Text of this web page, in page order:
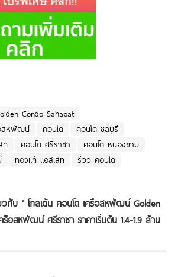
Condo Sahapat
สหพัฒน์
คอนโด
คอนโด ชลบุรี
ท
คอนโด ศรีราชา
คอนโด หนองขาม
ทองแท้ แอสเสท รีวิว คอนโด
วกับ " โกลเด้น คอนโด เครือสหพัฒน์ Golden
รือสหพัฒน์ ศรีราชา ราคาเริ่มต้น 1.4-1.9 ล้าน